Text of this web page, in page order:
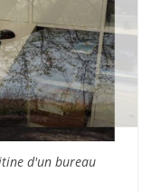
d'un bureau